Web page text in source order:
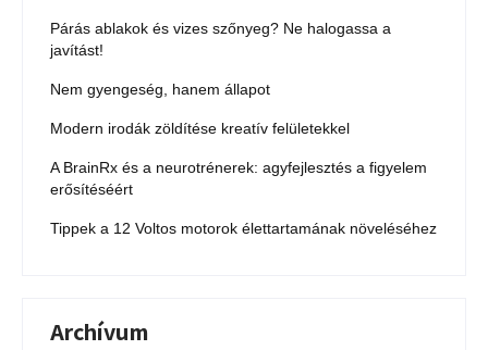
Párás ablakok és vizes szőnyeg? Ne halogassa a
javítást!
Nem gyengeség, hanem állapot
Modern irodák zöldítése kreatív felületekkel
A BrainRx és a neurotrénerek: agyfejlesztés a figyelem
erősítéséért
Tippek a 12 Voltos motorok élettartamának növeléséhez
Archívum